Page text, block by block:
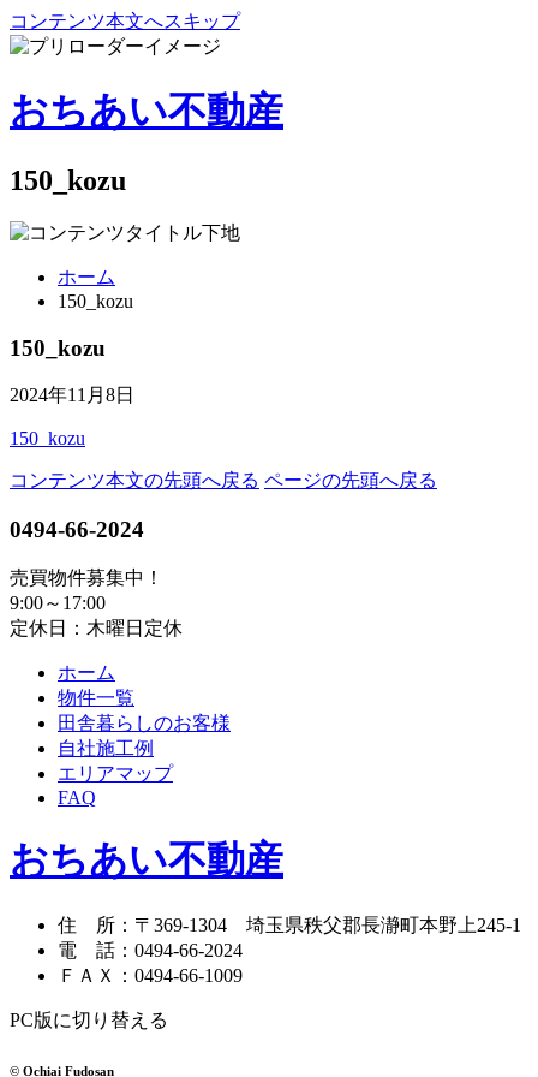
コンテンツ本文へスキップ
おちあい不動産
150_kozu
ホーム
150_kozu
150_kozu
2024年11月8日
150_kozu
コンテンツ本文の先頭へ戻る ページの先頭へ戻る
0494-66-2024
売買物件募集中！
9:00～17:00
定休日：木曜日定休
ホーム
物件一覧
田舎暮らしのお客様
自社施工例
エリアマップ
FAQ
おちあい不動産
住 所 ： 〒369-1304 埼玉県秩父郡長瀞町本野上245-1
電 話 ： 0494-66-2024
ＦＡＸ
： 0494-66-1009
PC版に切り替える
© Ochiai Fudosan